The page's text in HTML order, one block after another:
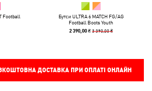
Football
Бутси ULTRA 6 MATCH FG/AG
Football Boots Youth
2 390,00 ₴3 390,00 ₴
ДОСТАВКА ПРИ ОПЛАТІ ОНЛАЙН